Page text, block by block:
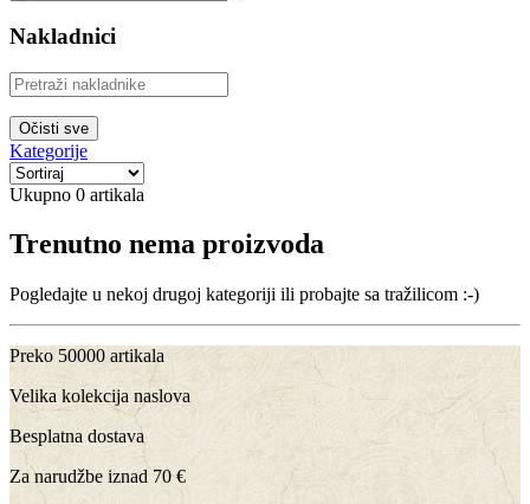
Nakladnici
Očisti sve
Kategorije
Ukupno 0 artikala
Trenutno nema proizvoda
Pogledajte u nekoj drugoj kategoriji ili probajte sa tražilicom :-)
Preko 50000 artikala
Velika kolekcija naslova
Besplatna dostava
Za narudžbe iznad 70 €